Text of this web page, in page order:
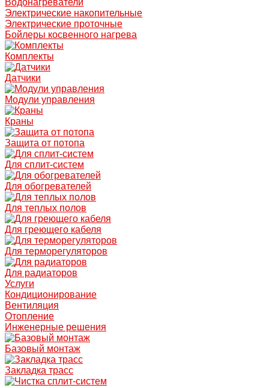
Водонагреватели
Электрические накопительные
Электрические проточные
Бойлеры косвенного нагрева
Комплекты
Датчики
Модули управления
Краны
Защита от потопа
Для сплит-систем
Для обогревателей
Для теплых полов
Для греющего кабеля
Для терморегуляторов
Для радиаторов
Услуги
Кондиционирование
Вентиляция
Отопление
Инженерные решения
Базовый монтаж
Закладка трасс